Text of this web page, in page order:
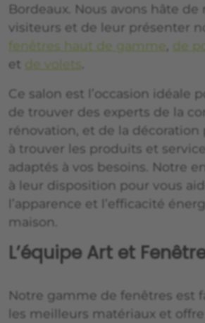
Bordeaux. Nous avons hâte
visiteurs et de leur présenter
fenêtres haut de gamme de
et de volets
Ce salon est l’occasion idéale
de trouver des experts de la
rénovation, et de la décoration
à trouver les produits et
adaptés à vos besoins. Notre
à leur disposition pour vous
l’apparence et l’efficacité
maison.
L’équipe Art et
Notre gamme de fenêtres est
les meilleurs matériaux et